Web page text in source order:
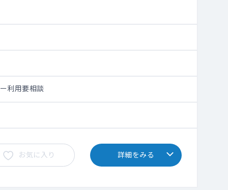
利用要相談
お気に入り 詳細をみる